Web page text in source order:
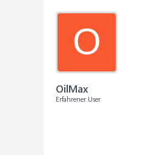
O
OilMax
Erfahrener User